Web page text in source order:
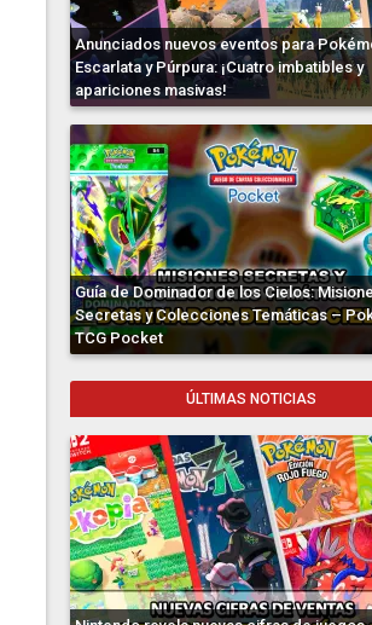
Anunciados nuevos eventos para
Escarlata y Púrpura: ¡Cuatro imbatibles y
apariciones masivas!
Guía de Dominador de los Cielos:
Secretas y Colecciones Temáticas –
TCG Pocket
ÚLTIMAS NOTICIAS